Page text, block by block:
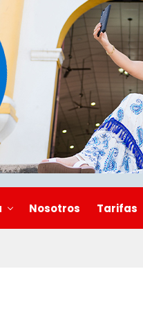
Nosotros Tarifas